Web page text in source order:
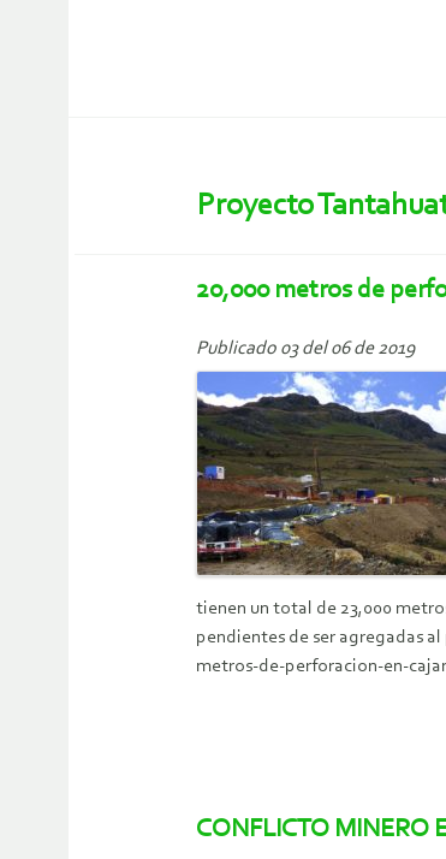
Proyecto
20,000 metros de
Publicado 03 del 06 de 2019
tienen un total de 23,000
pendientes de ser agregadas
metros-de-perforacion-en-
CONFLICTO MINERO